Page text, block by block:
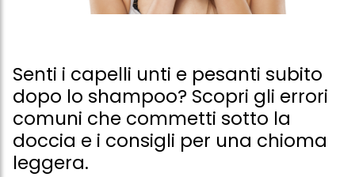
Senti i capelli unti e pesanti subito
dopo lo shampoo? Scopri gli errori
comuni che commetti sotto la
doccia e i consigli per una chioma
leggera.